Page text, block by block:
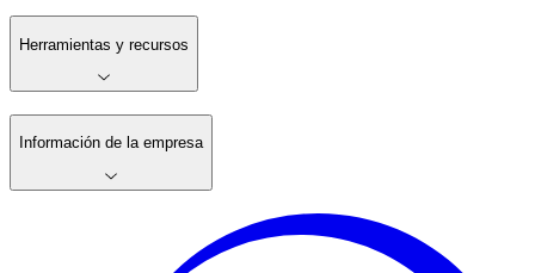
Herramientas y recursos
Información de la empresa